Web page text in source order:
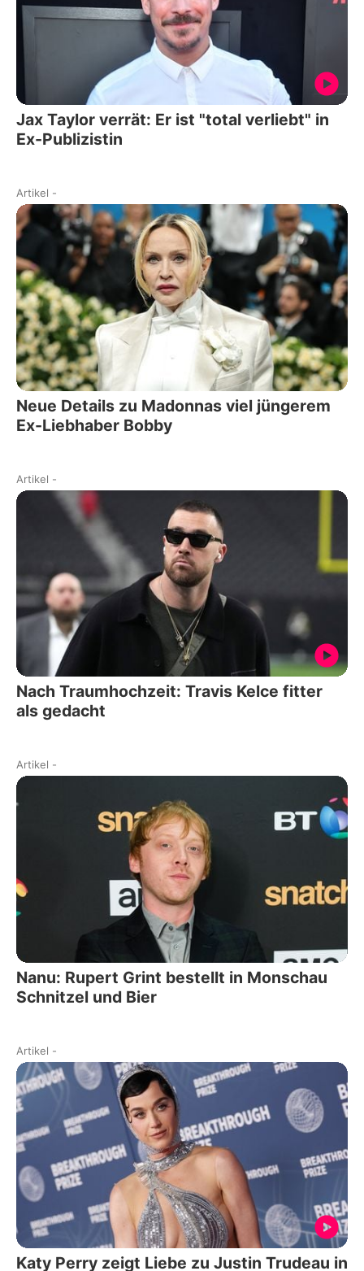
Jax Taylor verrät: Er ist "total verliebt" in
Ex-Publizistin
Artikel -
Neue Details zu Madonnas viel jüngerem
Ex-Liebhaber Bobby
Artikel -
Nach Traumhochzeit: Travis Kelce fitter
als gedacht
Artikel -
Nanu: Rupert Grint bestellt in Monschau
Schnitzel und Bier
Artikel -
Katy Perry zeigt Liebe zu Justin Trudeau in